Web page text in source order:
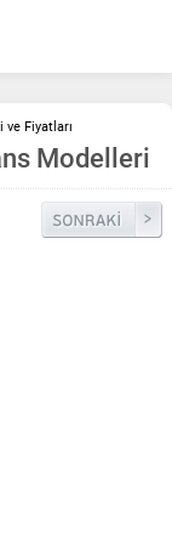
Fiyatları
Modelleri